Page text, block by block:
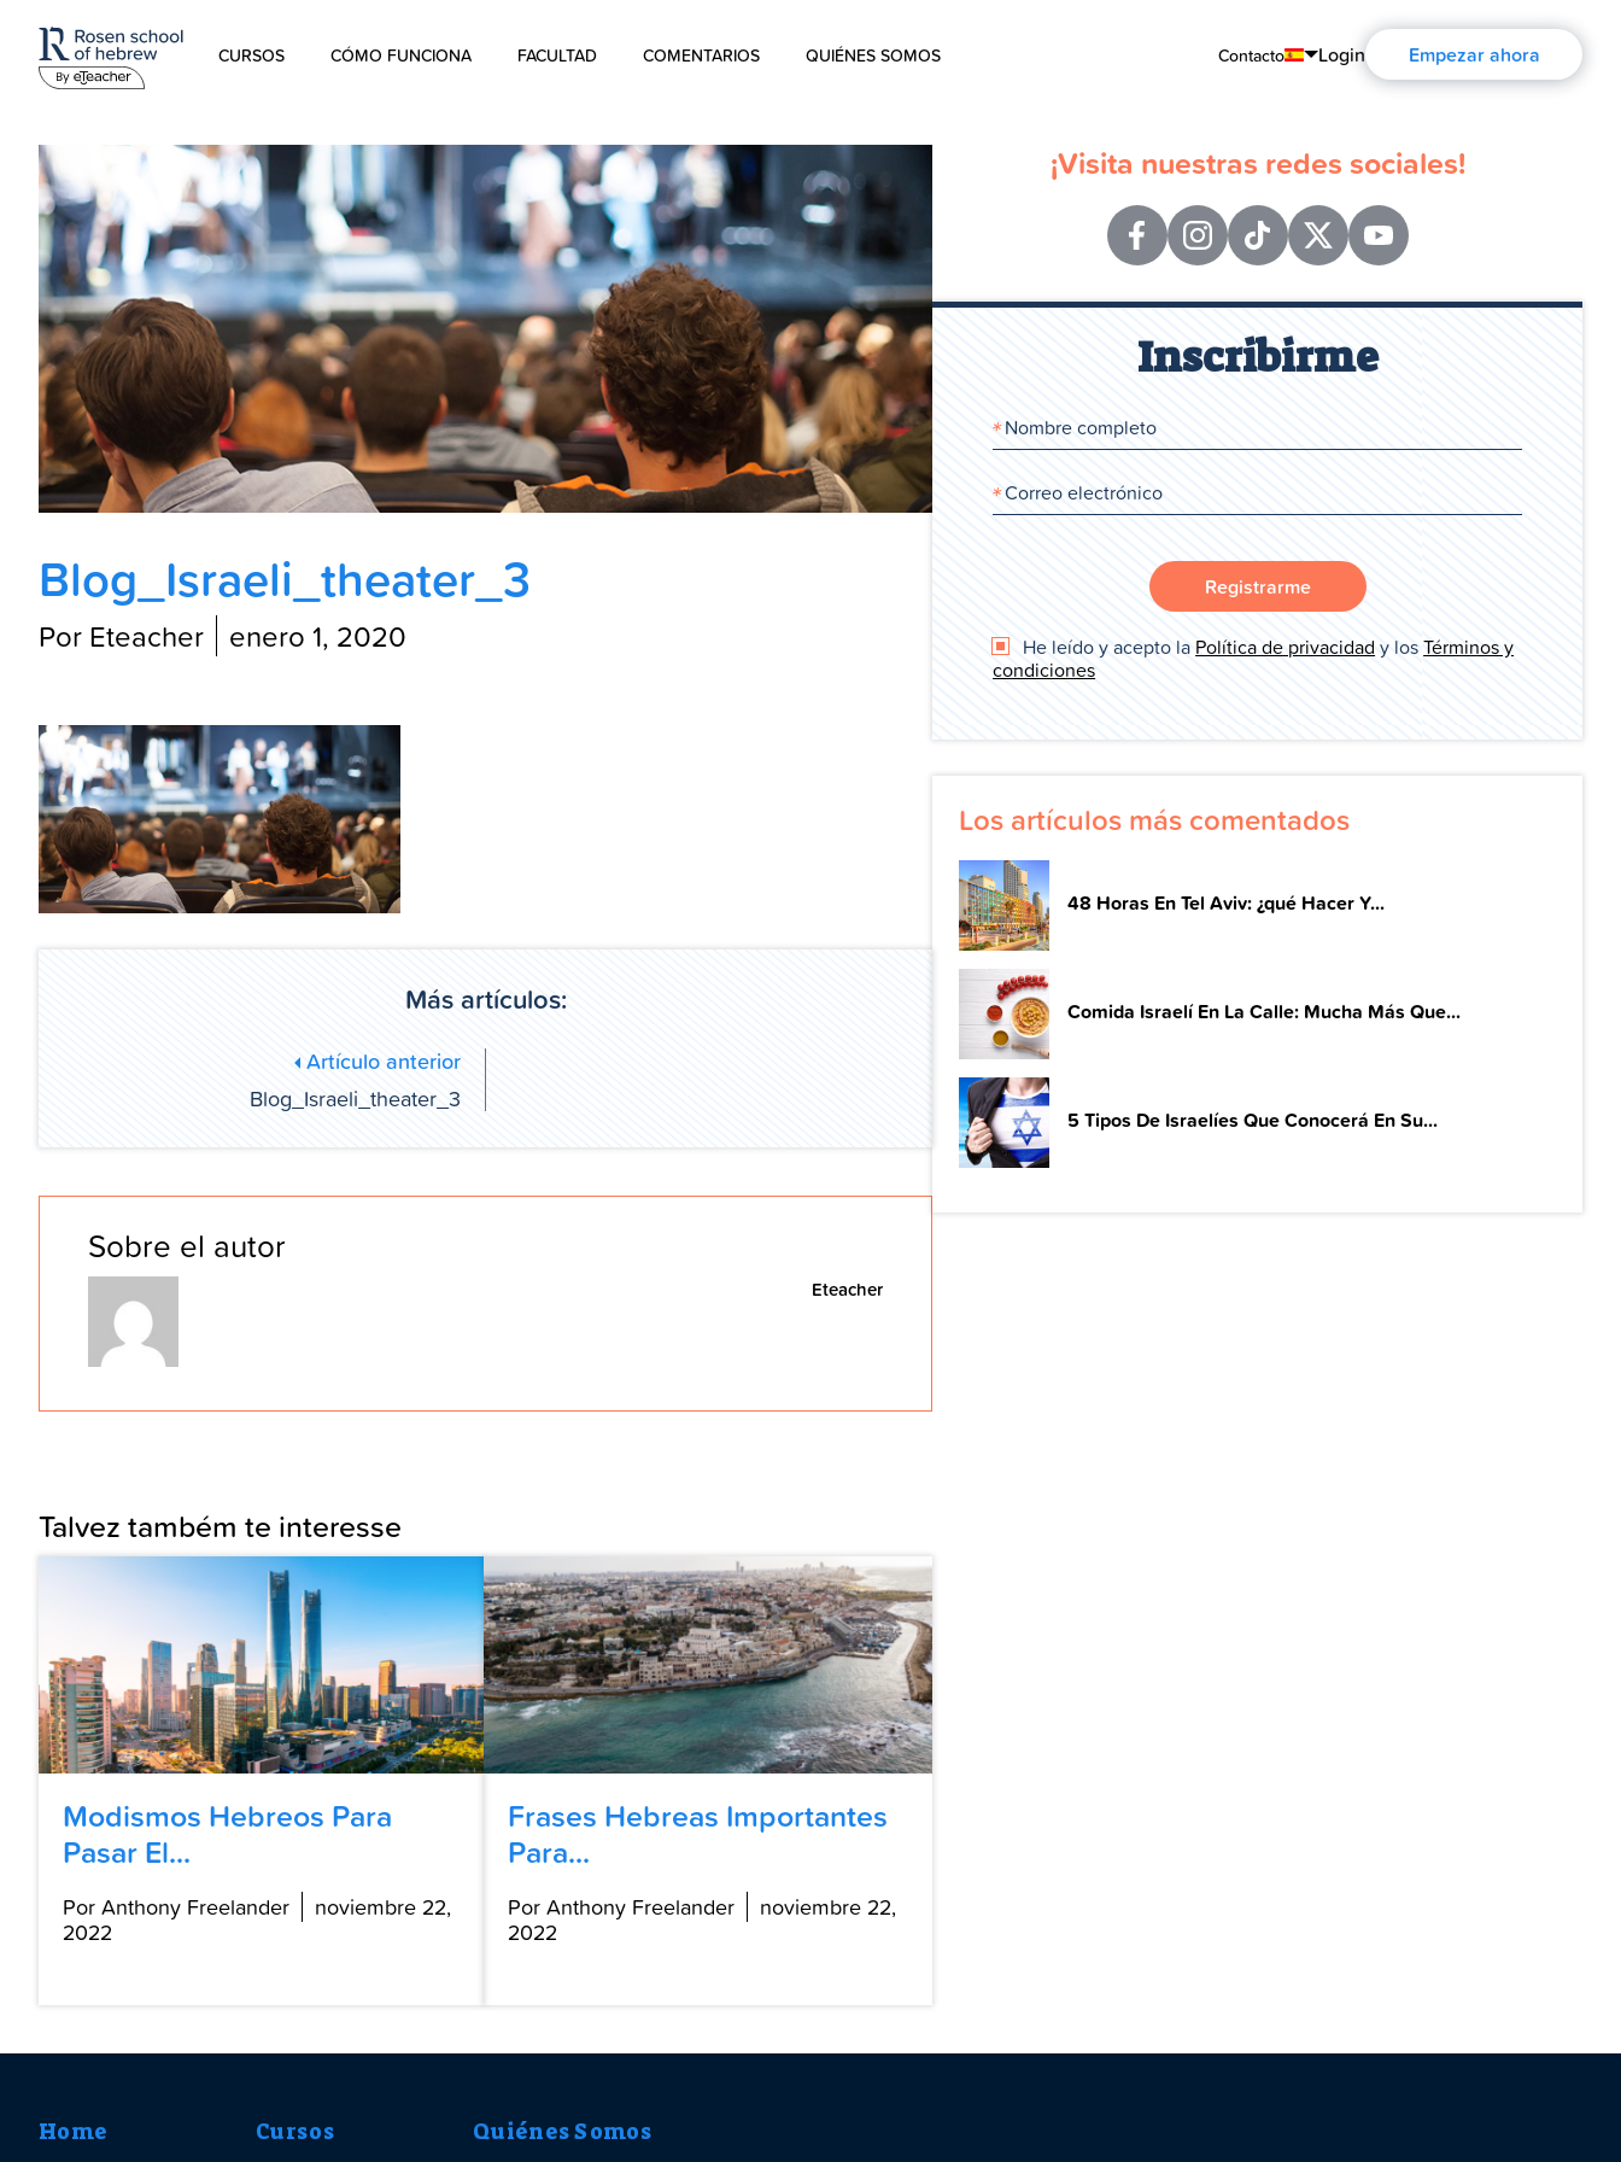
Contacto
Português
Español
Français
Deutsch
Русский
Login Empezar ahora
CURSOS
Hebreo hablado
Hebreo para niños
Estudios sobre Israel
Hebreo Bíblico
CÓMO FUNCIONA FACULTAD COMENTARIOS QUIÉNES SOMOS
La historia de Aharon Rosen
Certificación
Contacto
Blog
Blog_Israeli_theater_3
Por Eteacher enero 1, 2020
Más artículos:
Artículo anterior
Blog_Israeli_theater_3
Sobre el autor
Eteacher
Talvez também te interesse
Modismos Hebreos Para
Pasar El...
Por Anthony Freelander
noviembre 22,
2022
Frases Hebreas Importantes
Para...
Por Anthony Freelander
noviembre 22,
2022
¡Visita nuestras redes sociales!
Inscribirme
Registrarme
He leído y acepto la Política de privacidad y losTérminos y
condiciones
Los artículos más comentados
48 Horas En Tel Aviv: ¿qué Hacer Y...
Comida Israelí En La Calle: Mucha Más Que...
5 Tipos De Israelíes Que Conocerá En Su...
Home Cursos Quiénes Somos